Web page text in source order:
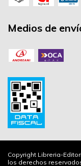
Medios de
Copyright Libreria-
los derechos